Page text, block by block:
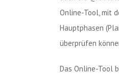
Online-Tool, mit
Hauptphasen
überprüfen
Das Online-Tool